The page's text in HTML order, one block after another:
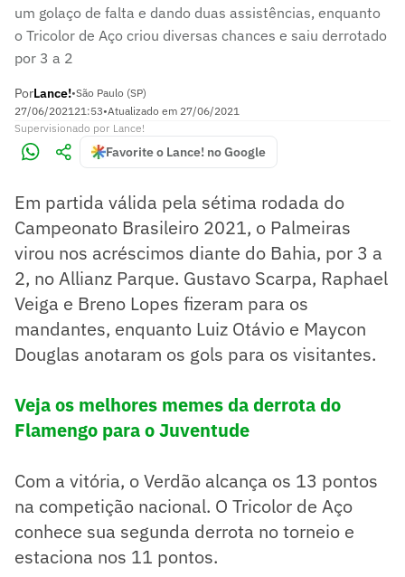
um golaço de falta e dando duas assistências, enquanto
o Tricolor de Aço criou diversas chances e saiu derrotado
por 3 a 2
PorLance!•São Paulo (SP)
27/06/202121:53•Atualizado em 27/06/2021
Supervisionado por Lance!
Favorite o Lance! no Google
Em partida válida pela sétima rodada do
Campeonato Brasileiro 2021, o Palmeiras
virou nos acréscimos diante do Bahia, por 3 a
2, no Allianz Parque. Gustavo Scarpa, Raphael
Veiga e Breno Lopes fizeram para os
mandantes, enquanto Luiz Otávio e Maycon
Douglas anotaram os gols para os visitantes.
Veja os melhores memes da derrota do
Flamengo para o Juventude
Com a vitória, o Verdão alcança os 13 pontos
na competição nacional. O Tricolor de Aço
conhece sua segunda derrota no torneio e
estaciona nos 11 pontos.